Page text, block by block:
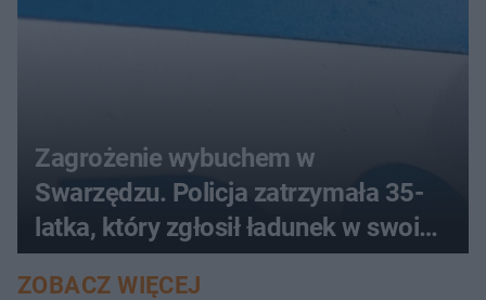
Zagrożenie wybuchem w
Swarzędzu. Policja zatrzymała 35-
latka, który zgłosił ładunek w swoim
aucie
ZOBACZ WIĘCEJ